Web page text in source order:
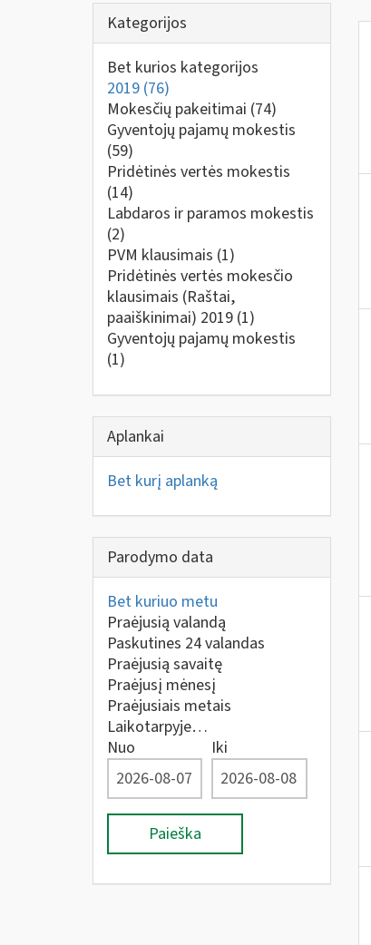
Kategorijos
Bet kurios kategorijos
2019 (76)
Mokesčių pakeitimai (74)
Gyventojų pajamų mokestis
(59)
Pridėtinės vertės mokestis
(14)
Labdaros ir paramos mokestis
(2)
PVM klausimais (1)
Pridėtinės vertės mokesčio
klausimais (Raštai,
paaiškinimai) 2019 (1)
Gyventojų pajamų mokestis
(1)
Aplankai
Bet kurį aplanką
Parodymo data
Bet kuriuo metu
Praėjusią valandą
Paskutines 24 valandas
Praėjusią savaitę
Praėjusį mėnesį
Praėjusiais metais
Laikotarpyje…
Nuo
Iki
Paieška